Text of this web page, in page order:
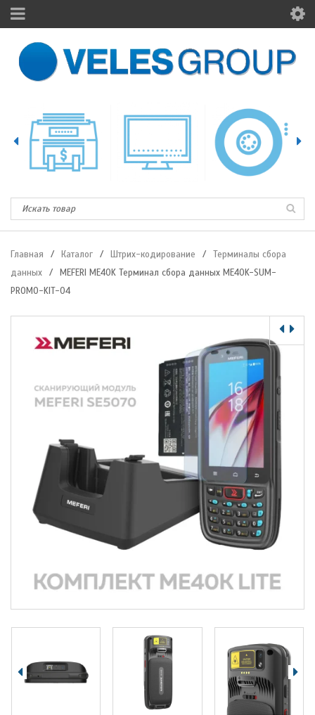
Главная / Каталог / Штрих-кодирование /
Терминалы сбора
данных
/
MEFERI ME40K Терминал сбора данных ME40K-SUM-
PROMO-KIT-04